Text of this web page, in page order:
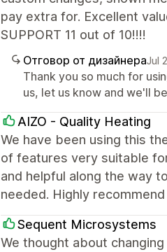
pay extra for. Excellent
SUPPORT 11 out of 10!!!!
Отговор от дизайнераJul
Thank you so much for
us, let us know and we'll
AIZO - Quality Heating
We have been using this
of features very suitable
and helpful along the way
needed. Highly
Sequent Microsystems
We thought about